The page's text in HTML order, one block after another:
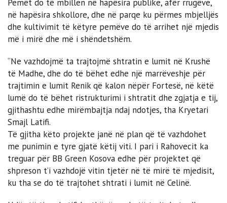
Pemët do të mbillen në hapësira publike, afër rrugëve,
në hapësira shkollore, dhe në parqe ku përmes mbjelljës
dhe kultivimit të këtyre pemëve do të arrihet një mjedis
më i mirë dhe më i shëndetshëm.
“Ne vazhdojmë ta trajtojmë shtratin e lumit në Krushë
të Madhe, dhe do të bëhet edhe një marrëveshje për
trajtimin e lumit Renik që kalon nëpër Fortesë, në këtë
lumë do të bëhet ristrukturimi i shtratit dhe zgjatja e tij,
gjithashtu edhe mirëmbajtja ndaj ndotjes, tha Kryetari
Smajl Latifi.
Të gjitha këto projekte janë në plan që të vazhdohet
me punimin e tyre gjatë këtij viti. I pari i Rahovecit ka
treguar për BB Green Kosova edhe për projektet që
shpreson t’i vazhdojë vitin tjetër në të mirë të mjedisit,
ku tha se do të trajtohet shtrati i lumit në Celinë.